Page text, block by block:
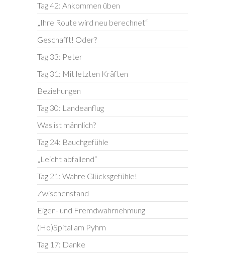
Tag 42: Ankommen üben
„Ihre Route wird neu berechnet“
Geschafft! Oder?
Tag 33: Peter
Tag 31: Mit letzten Kräften
Beziehungen
Tag 30: Landeanflug
Was ist männlich?
Tag 24: Bauchgefühle
„Leicht abfallend“
Tag 21: Wahre Glücksgefühle!
Zwischenstand
Eigen- und Fremdwahrnehmung
(Ho)Spital am Pyhrn
Tag 17: Danke